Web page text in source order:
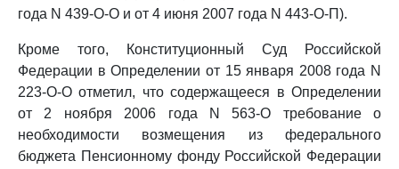
года N 439-О-О и от 4 июня 2007 года N 443-О-П).
Кроме того, Конституционный Суд Российской
Федерации в Определении от 15 января 2008 года N
223-О-О отметил, что содержащееся в Определении
от 2 ноября 2006 года N 563-О требование о
необходимости возмещения из федерального
бюджета Пенсионному фонду Российской Федерации